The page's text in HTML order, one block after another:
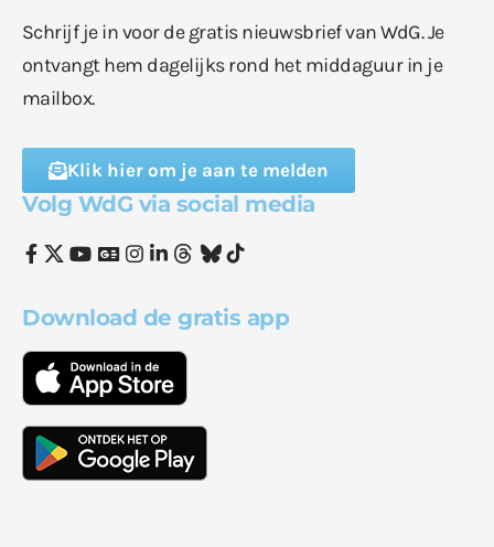
Schrijf je in voor de gratis nieuwsbrief van WdG. Je
ontvangt hem dagelijks rond het middaguur in je
mailbox.
Klik hier om je aan te melden
Volg WdG via social media
Download de gratis app